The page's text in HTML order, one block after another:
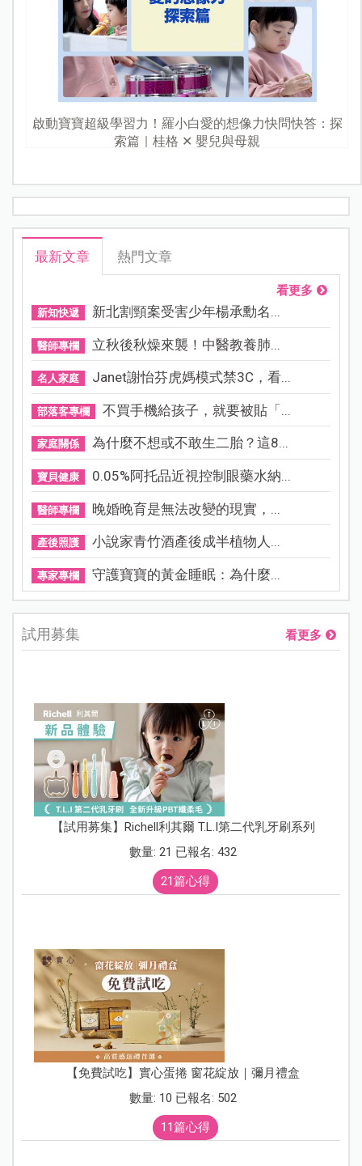
啟動寶寶超級學習力！羅小白愛的想像力快問快答：探
索篇｜桂格 ✕ 嬰兒與母親
最新文章 熱門文章
看更多
新知快遞 新北割頸案受害少年楊承勳名...
醫師專欄 立秋後秋燥來襲！中醫教養肺...
名人家庭 Janet謝怡芬虎媽模式禁3C，看...
部落客專欄 不買手機給孩子，就要被貼「...
家庭關係 為什麼不想或不敢生二胎？這8...
寶貝健康 0.05%阿托品近視控制眼藥水納...
醫師專欄 晚婚晚育是無法改變的現實，...
產後照護 小說家青竹酒產後成半植物人...
專家專欄 守護寶寶的黃金睡眠：為什麼...
試用募集 看更多
【試用募集】Richell利其爾 T.L.I第二代乳牙刷系列
數量: 21 已報名: 432
21篇心得
【免費試吃】實心蛋捲 窗花綻放｜彌月禮盒
數量: 10 已報名: 502
11篇心得